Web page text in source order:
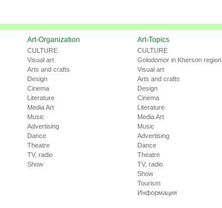
Art-Organization
CULTURE
Visual art
Arts and crafts
Design
Cinema
Literature
Media Art
Music
Advertising
Dance
Theatre
TV, radio
Show
Art-Topics
CULTURE
Golodomor in Kherson region
Visual art
Arts and crafts
Design
Cinema
Literature
Media Art
Music
Advertising
Dance
Theatre
TV, radio
Show
Tourism
Информация